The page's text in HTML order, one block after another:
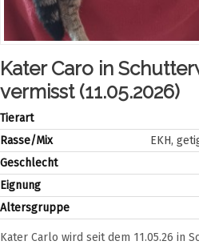
Kater Caro in
vermisst (11.05.2026)
Tierart
Rasse/Mix
EKH,
Geschlecht
Eignung
Altersgruppe
Kater Carlo wird seit dem 11.05.26 in